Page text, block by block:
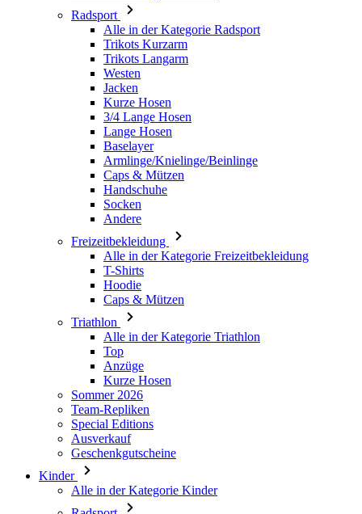
Radsport
Alle in der Kategorie Radsport
Trikots Kurzarm
Trikots Langarm
Westen
Jacken
Kurze Hosen
3/4 Lange Hosen
Lange Hosen
Baselayer
Armlinge/Knielinge/Beinlinge
Caps & Mützen
Handschuhe
Socken
Andere
Freizeitbekleidung
Alle in der Kategorie Freizeitbekleidung
T-Shirts
Hoodie
Caps & Mützen
Triathlon
Alle in der Kategorie Triathlon
Top
Anzüge
Kurze Hosen
Sommer 2026
Team-Repliken
Special Editions
Ausverkauf
Geschenkgutscheine
Kinder
Alle in der Kategorie Kinder